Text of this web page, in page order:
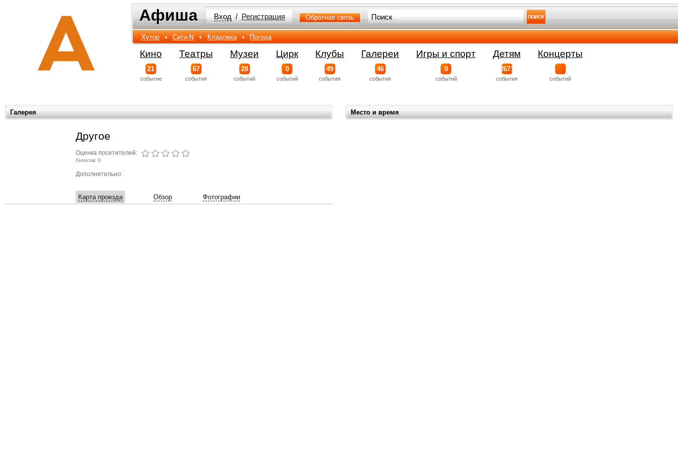
Афиша
Афиша Вход / Регистрация Обратная связь
Хутор • Сити-N • Кладовка • Погода
Кино
21
событиe
Театры
67
события
Музеи
28
событий
Цирк
0
событий
Клубы
49
события
Галереи
46
события
Игры и спорт
0
событий
Детям
2671
события
Концерты
событий
Место и время
Галерея
Другое
Оценка посетителей:
Голосов: 0
Дополнительно:
Карта проезда Обзор Фотографии